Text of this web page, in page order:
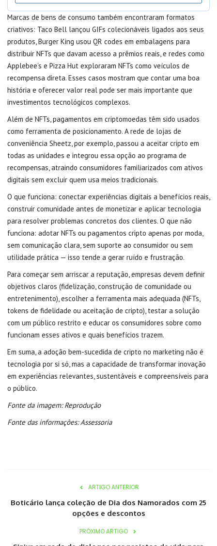
Marcas de bens de consumo também encontraram formatos
criativos: Taco Bell lançou GIFs colecionáveis ligados aos seus
produtos, Burger King usou QR codes em embalagens para
distribuir NFTs que davam acesso a prêmios reais, e redes como
Applebee’s e Pizza Hut exploraram NFTs como veículos de
recompensa direta. Esses casos mostram que contar uma boa
história e oferecer valor real pode ser mais importante que
investimentos tecnológicos complexos.
Além de NFTs, pagamentos em criptomoedas têm sido usados
como ferramenta de posicionamento. A rede de lojas de
conveniência Sheetz, por exemplo, passou a aceitar cripto em
todas as unidades e integrou essa opção ao programa de
recompensas, atraindo consumidores familiarizados com ativos
digitais sem excluir quem usa meios tradicionais.
O que funciona: conectar experiências digitais a benefícios reais,
construir comunidade antes de monetizar e aplicar tecnologia
para resolver problemas concretos dos clientes. O que não
funciona: adotar NFTs ou pagamentos cripto apenas por moda,
sem comunicação clara, sem suporte ao consumidor ou sem
utilidade prática — isso tende a gerar ruído e frustração.
Para começar sem arriscar a reputação, empresas devem definir
objetivos claros (fidelização, construção de comunidade ou
entretenimento), escolher a ferramenta mais adequada (NFTs,
tokens de fidelidade ou aceitação de cripto), testar a solução
com um público restrito e educar os consumidores sobre como
funcionam esses ativos e quais benefícios trazem.
Em suma, a adoção bem-sucedida de cripto no marketing não é
tecnologia por si só, mas a capacidade de transformar inovação
em experiências relevantes, sustentáveis e compreensíveis para
o público.
Fonte da imagem: Reprodução
Fonte das informações: Assessoria
ARTIGO ANTERIOR
Boticário lança coleção de Dia dos Namorados com 25
opções e descontos
PRÓXIMO ARTIGO